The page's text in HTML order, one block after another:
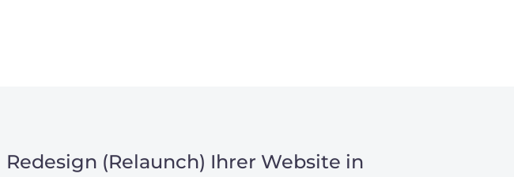
Redesign (Relaunch) Ihrer Website in